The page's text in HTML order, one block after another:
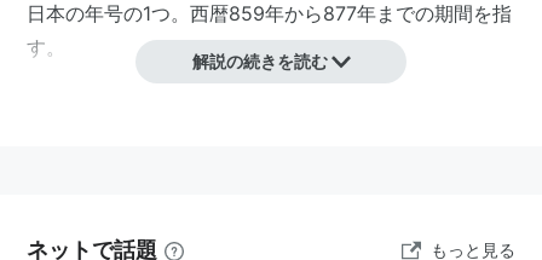
日本の年号の1つ。西暦859年から877年までの期間を指
す。
解説の続きを読む
ネットで話題 もっと見る